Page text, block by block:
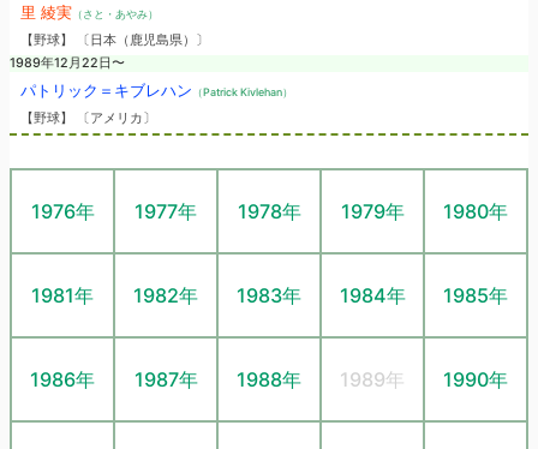
里 綾実（さと・あやみ）
【野球】 〔日本（鹿児島県）〕
1989年12月22日〜
パトリック＝キブレハン （Patrick Kivlehan）
【野球】 〔アメリカ〕
1976年 1977年 1978年 1979年 1980年
1981年 1982年 1983年 1984年 1985年
1986年 1987年 1988年 1989年 1990年